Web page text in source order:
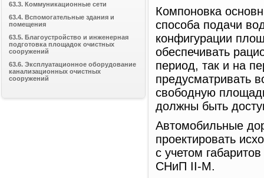
Компоновка
способа подачи
конфигурации
обеспечивать
период, так и на
предусматривать
свободную
должны быть
Автомобильные
проектировать
с учетом
СНиП II-M.
63.3. Коммуникационные сети
63.4. Вспомогательные здания и
помещения
63.5. Благоустройство и инженерная
подготовка площадок очистных
сооружений
63.6. Эксплуатационное оборудование
канализационных очистных
сооружений